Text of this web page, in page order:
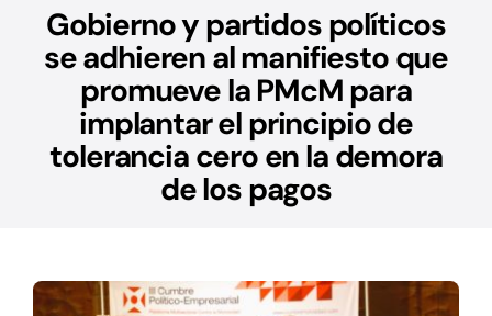
Inicio
Quiénes somos
Servicios
Documentación
Gobierno y partidos políticos
se adhieren al manifiesto que
promueve la PMcM para
implantar el principio de
tolerancia cero en la demora
de los pagos